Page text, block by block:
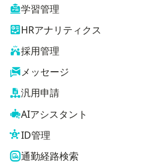
学習管理
HRアナリティクス
採用管理
メッセージ
汎用申請
AIアシスタント
ID管理
通勤経路検索